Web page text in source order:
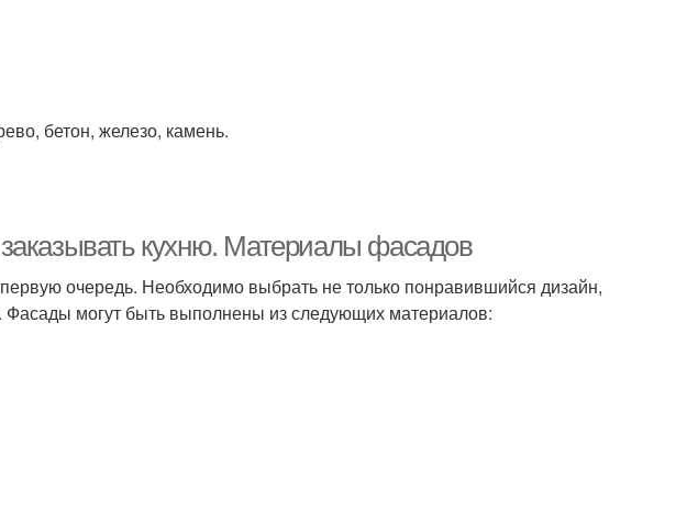
бетон, железо, камень.
кухню. Материалы фасадов
первую очередь. Необходимо выбрать не только понравившийся дизайн,
Фасады могут быть выполнены из следующих материалов: